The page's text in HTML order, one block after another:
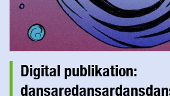
Digital publikation: